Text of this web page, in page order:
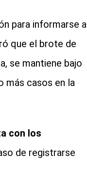
para informarse a
que el brote de
se mantiene bajo
más casos en la
con los
de registrarse